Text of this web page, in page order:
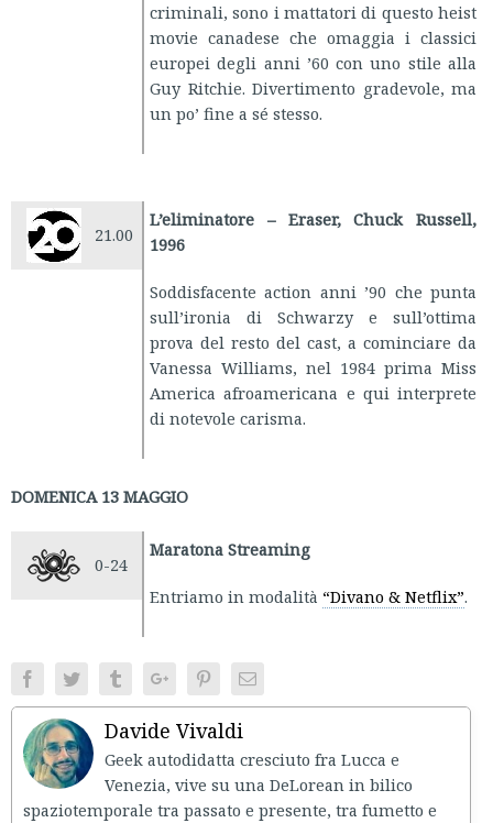
criminali, sono i mattatori di questo heist
movie canadese che omaggia i classici
europei degli anni ’60 con uno stile alla
Guy Ritchie. Divertimento gradevole, ma
un po’ fine a sé stesso.
21.00
L’eliminatore – Eraser, Chuck Russell,
1996
Soddisfacente action anni ’90 che punta
sull’ironia di Schwarzy e sull’ottima
prova del resto del cast, a cominciare da
Vanessa Williams, nel 1984 prima Miss
America afroamericana e qui interprete
di notevole carisma.
DOMENICA 13 MAGGIO
0-24
Maratona Streaming
Entriamo in modalità “Divano & Netflix”.
FacebookTwitter TumblrGoogle+PinterestEmail
Davide Vivaldi
Geek autodidatta cresciuto fra Lucca e
Venezia, vive su una DeLorean in bilico
spaziotemporale tra passato e presente, tra fumetto e